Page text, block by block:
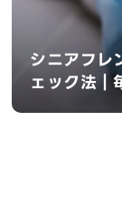
シニアフレ
ェック法｜